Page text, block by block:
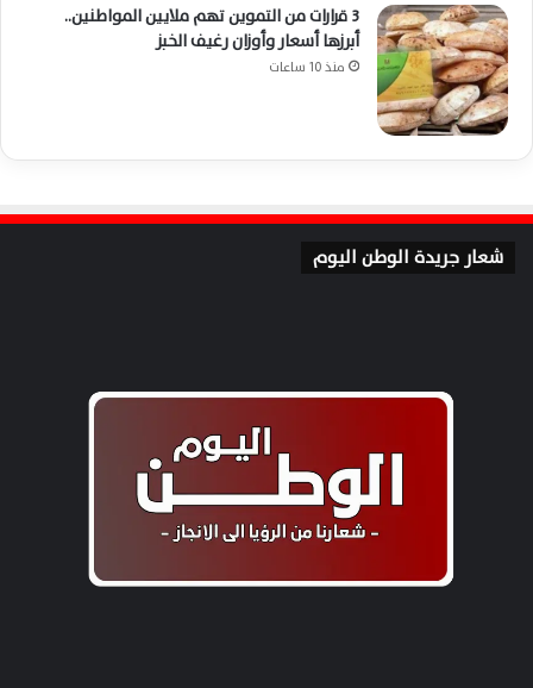
3 قرارات من التموين تهم ملايين المواطنين..
أبرزها أسعار وأوزان رغيف الخبز
منذ 10 ساعات
شعار جريدة الوطن اليوم